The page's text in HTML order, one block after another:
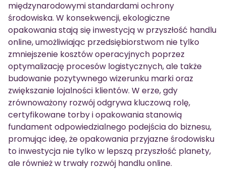
międzynarodowymi standardami ochrony
środowiska. W konsekwencji, ekologiczne
opakowania stają się inwestycją w przyszłość handlu
online, umożliwiając przedsiębiorstwom nie tylko
zmniejszenie kosztów operacyjnych poprzez
optymalizację procesów logistycznych, ale także
budowanie pozytywnego wizerunku marki oraz
zwiększanie lojalności klientów. W erze, gdy
zrównoważony rozwój odgrywa kluczową rolę,
certyfikowane torby i opakowania stanowią
fundament odpowiedzialnego podejścia do biznesu,
promując ideę, że opakowania przyjazne środowisku
to inwestycja nie tylko w lepszą przyszłość planety,
ale również w trwały rozwój handlu online.